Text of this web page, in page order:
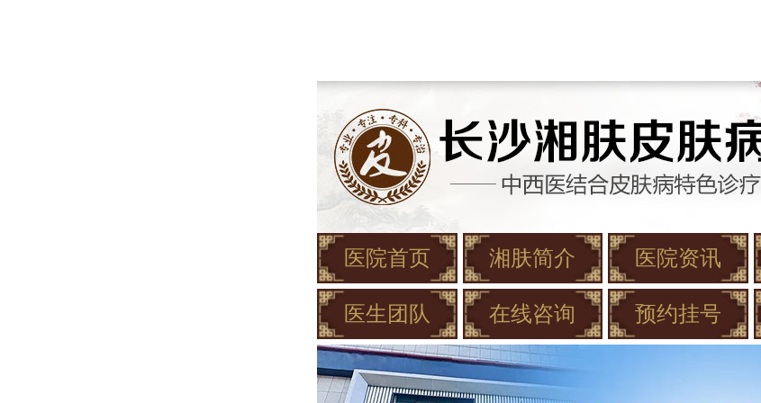
医院首页 湘肤简介 医院资讯
医生团队 在线咨询 预约挂号